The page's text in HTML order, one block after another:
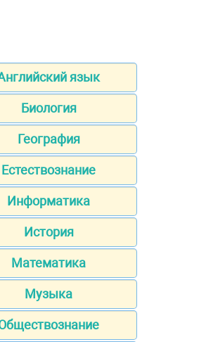
язык
Биология
География
Естествознание
Информатика
История
Математика
Музыка